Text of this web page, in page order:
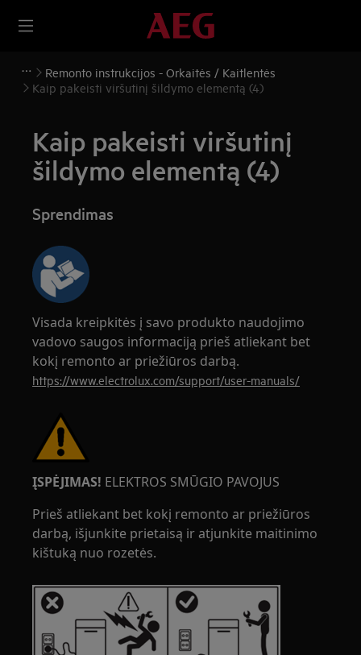
Remonto instrukcijos - Orkaitės / Kaitlentės
Kaip pakeisti viršutinį šildymo elementą (4)
Kaip pakeisti viršutinį
šildymo elementą (4)
Sprendimas
Visada kreipkitės į savo produkto naudojimo
vadovo saugos informaciją prieš atliekant bet
kokį remonto ar priežiūros darbą.
https://www.electrolux.com/support/user-manuals/
ĮSPĖJIMAS! ELEKTROS SMŪGIO PAVOJUS
Prieš atliekant bet kokį remonto ar priežiūros
darbą, išjunkite prietaisą ir atjunkite maitinimo
kištuką nuo rozetės.